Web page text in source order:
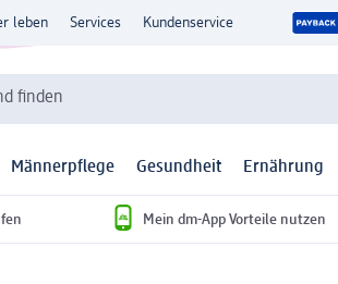
leben Services Kundenservice
finden
Männerpflege Gesundheit Ernährung
Mein dm-App Vorteile nutzen